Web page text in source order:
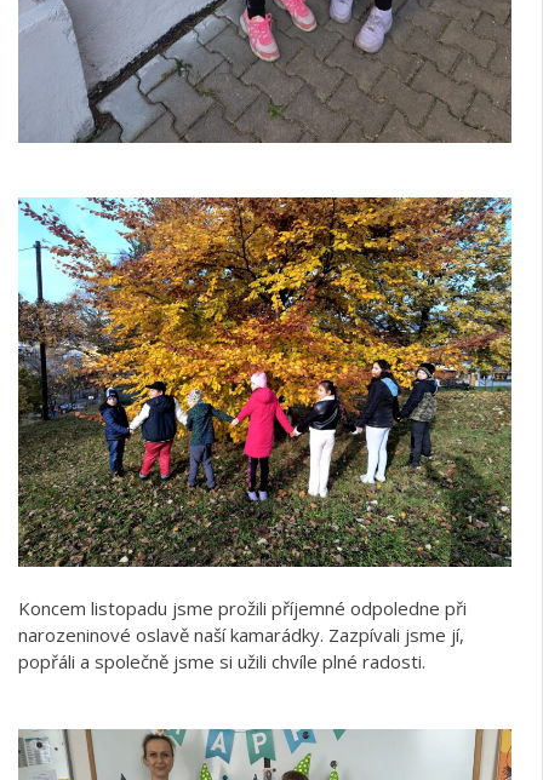
Koncem listopadu jsme prožili příjemné odpoledne při
narozeninové oslavě naší kamarádky. Zazpívali jsme jí,
popřáli a společně jsme si užili chvíle plné radosti.